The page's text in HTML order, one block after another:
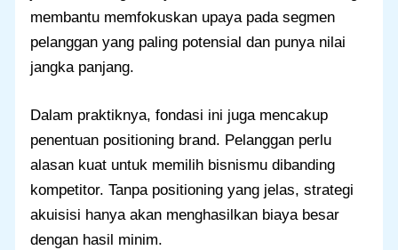
membantu memfokuskan upaya pada segmen
pelanggan yang paling potensial dan punya nilai
jangka panjang.
Dalam praktiknya, fondasi ini juga mencakup
penentuan positioning brand. Pelanggan perlu
alasan kuat untuk memilih bisnismu dibanding
kompetitor. Tanpa positioning yang jelas, strategi
akuisisi hanya akan menghasilkan biaya besar
dengan hasil minim.